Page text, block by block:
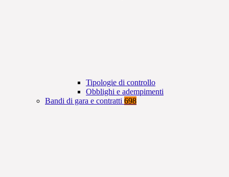
Tipologie di controllo
Obblighi e adempimenti
Bandi di gara e contratti 698